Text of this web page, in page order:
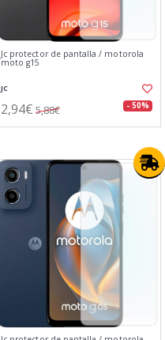
Jc protector de pantalla / motorola
moto g15
JC
2,94€ 5,88€ - 50%